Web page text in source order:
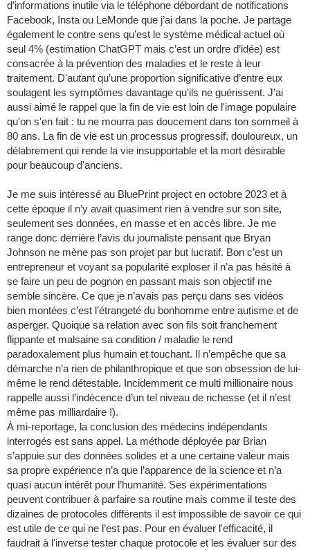
d’informations inutile via le téléphone débordant de notifications
Facebook, Insta ou LeMonde que j’ai dans la poche. Je partage
également le contre sens qu’est le système médical actuel où
seul 4% (estimation ChatGPT mais c’est un ordre d’idée) est
consacrée à la prévention des maladies et le reste à leur
traitement. D'autant qu’une proportion significative d’entre eux
soulagent les symptômes davantage qu’ils ne guérissent. J’ai
aussi aimé le rappel que la fin de vie est loin de l'image populaire
qu'on s'en fait : tu ne mourra pas doucement dans ton sommeil à
80 ans. La fin de vie est un processus progressif, douloureux, un
délabrement qui rende la vie insupportable et la mort désirable
pour beaucoup d'anciens.
Je me suis intéressé au BluePrint project en octobre 2023 et à
cette époque il n’y avait quasiment rien à vendre sur son site,
seulement ses données, en masse et en accès libre. Je me
range donc derrière l’avis du journaliste pensant que Bryan
Johnson ne mène pas son projet par but lucratif. Bon c’est un
entrepreneur et voyant sa popularité exploser il n’a pas hésité à
se faire un peu de pognon en passant mais son objectif me
semble sincère. Ce que je n’avais pas perçu dans ses vidéos
bien montées c’est l’étrangeté du bonhomme entre autisme et de
asperger. Quoique sa relation avec son fils soit franchement
flippante et malsaine sa condition / maladie le rend
paradoxalement plus humain et touchant. Il n’empêche que sa
démarche n’a rien de philanthropique et que son obsession de lui-
même le rend détestable. Incidemment ce multi millionaire nous
rappelle aussi l’indécence d’un tel niveau de richesse (et il n’est
même pas milliardaire !).
À mi-reportage, la conclusion des médecins indépendants
interrogés est sans appel. La méthode déployée par Brian
s’appuie sur des données solides et a une certaine valeur mais
sa propre expérience n’a que l’apparence de la science et n’a
quasi aucun intérêt pour l’humanité. Ses expérimentations
peuvent contribuer à parfaire sa routine mais comme il teste des
dizaines de protocoles différents il est impossible de savoir ce qui
est utile de ce qui ne l’est pas. Pour en évaluer l'efficacité, il
faudrait à l'inverse tester chaque protocole et les évaluer sur des